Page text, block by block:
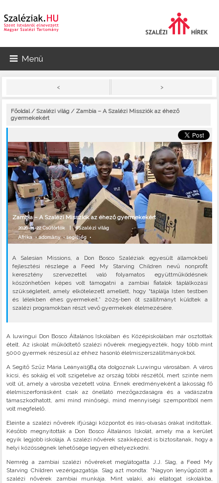
Menü
< >
Főoldal/ Szalézi világ / Zambia – A Szalézi Missziók az éhező
gyermekekért
Zambia – A Szalézi Missziók az éhező gyermekekért
2026-01-22 Csütörtök |#Szalézi világ
Afrika •adomány•segítség •
A Salesian Missions, a Don Bosco Szaléziak egyesült államokbeli
fejlesztési részlege a Feed My Starving Children nevű nonprofit
keresztény szervezettel való folyamatos együttműködésnek
köszönhetően képes volt támogatni a zambiai fiatalok táplálkozási
szükségleteit, amely elkötelezett amellett, hogy “táplálja Isten testben
és lélekben éhes gyermekeit.” 2025-ben öt szállítmányt küldtek a
szalézi programokban részt vevő gyermekek élelmezésére.
A luwingui Don Bosco Általános Iskolában és Középiskolában már osztottak
ételt. Az iskolát működtető szalézi nővérek megjegyezték, hogy több mint
5000 gyermek részesül az ehhez hasonló élelmiszerszállítmányokból.
A Segítő Szűz Mária Leányai1984 óta dolgoznak Luwingu városában. A város
kicsi, és sokáig el volt szigetelve az ország többi részétől, mert szinte nem
volt út, amely a városba vezetett volna. Ennek eredményeként a lakosság fő
élelmiszerforrásként csak az önellátó mezőgazdaságra és a vadászatra
támaszkodhatott, ami mind minőségi, mind mennyiségi szempontból nem
volt megfelelő.
Eleinte a szalézi nővérek ifjúsági központot és írás-olvasás órákat indítottak.
Később megnyitották a Don Bosco Általános Iskolát, amely ma a kerület
egyik legjobb iskolája. A szalézi nővérek szakképzést is biztosítanak, hogy a
helyi közösségnek lehetősége legyen elhelyezkedni.
Nemrég a zambiai szalézi nővéreket meglátogatta J.J. Slag, a Feed My
Starving Children vezérigazgatója. Slag azt mondta: “Nagyon lenyűgözött a
szalézi nővérek zambiai munkája. Mint valaki, aki ellátogat iskolákba,